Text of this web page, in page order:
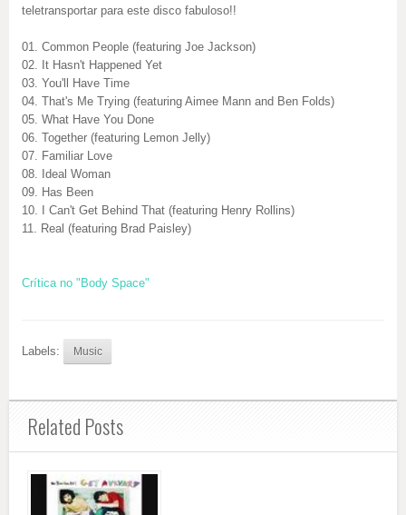
teletransportar para este disco fabuloso!!
01. Common People (featuring Joe Jackson)
02. It Hasn't Happened Yet
03. You'll Have Time
04. That's Me Trying (featuring Aimee Mann and Ben Folds)
05. What Have You Done
06. Together (featuring Lemon Jelly)
07. Familiar Love
08. Ideal Woman
09. Has Been
10. I Can't Get Behind That (featuring Henry Rollins)
11. Real (featuring Brad Paisley)
Crítica no "Body Space"
Labels: Music
Related Posts